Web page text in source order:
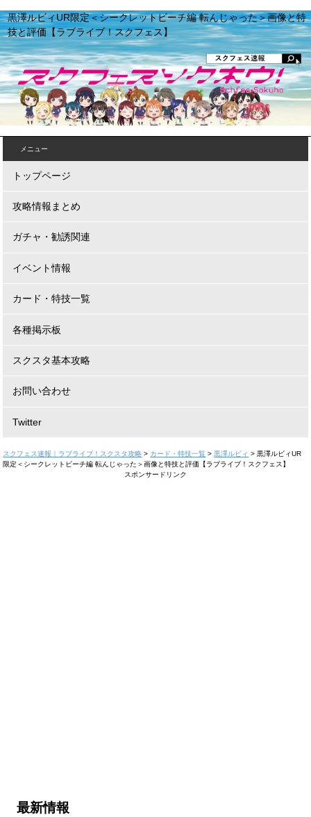
黒澤ルビィUR限定＜シークレットビーチ編 転んじゃった＞画像と特
技と評価【ラブライブ！スクフェス】
メニュー
トップページ
攻略情報まとめ
ガチャ・勧誘関連
イベント情報
カード・特技一覧
各種掲示板
スクスタ基本攻略
お問い合わせ
Twitter
スクフェス速報｜ラブライブ！スクスタ攻略 > カード・特技一覧 >黒澤ルビィ >黒澤ルビィUR
限定＜シークレットビーチ編 転んじゃった＞画像と特技と評価【ラブライブ！スクフェス】
スポンサードリンク
最新情報